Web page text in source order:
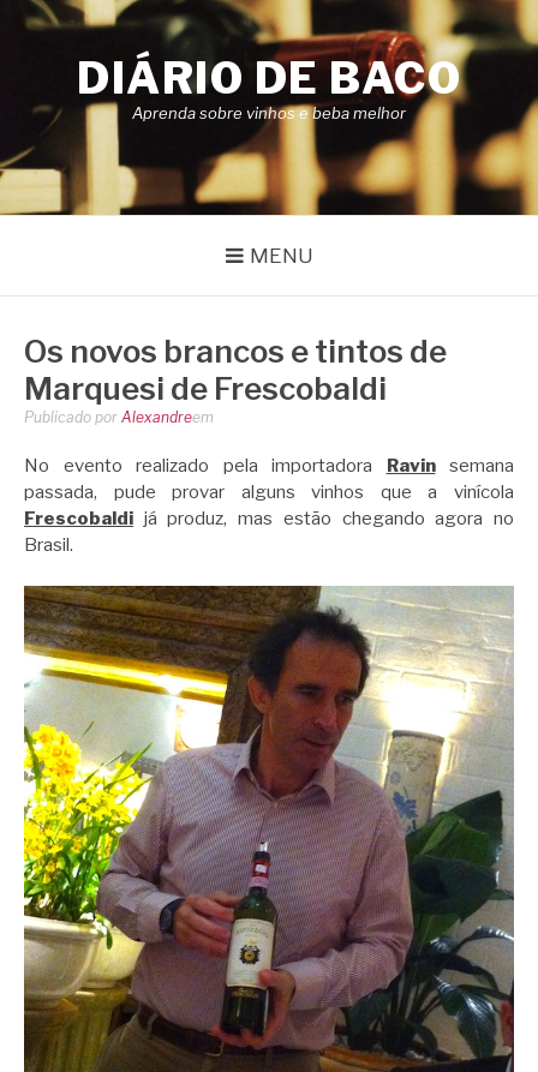
Pular
DIÁRIO DE BACO
Aprenda sobre vinhos e beba melhor
MENU
Os novos brancos e tintos de
Marquesi de Frescobaldi
Publicado por Alexandreem
No evento realizado pela importadora Ravinsemana
passada, pude provar alguns vinhos que a vinícola
Frescobaldi já produz, mas estão chegando agora no
Brasil.